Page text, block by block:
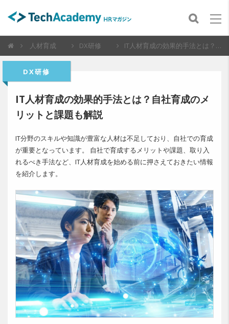
人材育成 DX研修 IT人材育成の効果的手法とは？自社育成のメリットと課題も解説
DX研修
IT人材育成の効果的手法とは？自社育成のメ
リットと課題も解説
IT分野のスキルや知識が豊富な人材は不足しており、自社での育成
が重要となっています。 自社で育成するメリットや課題、取り入
れるべき手法など、IT人材育成を始める前に押さえておきたい情報
を紹介します。